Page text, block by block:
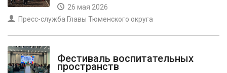
26 мая 2026
Пресс-служба Главы Тюменского округа
Фестиваль воспитательных
пространств